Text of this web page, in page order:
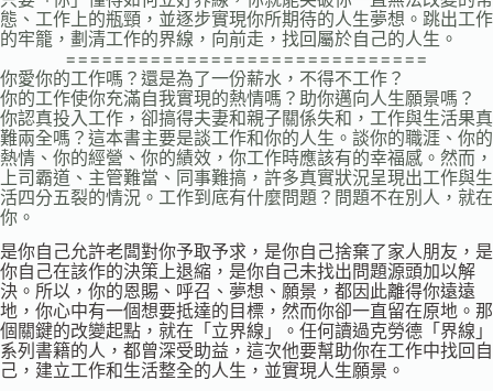
態、工作上的瓶頸，並逐步實現你所期待的人生夢想。跳出工作
的牢籠，劃清工作的界線，向前走，找回屬於自己的人生。
==============================
你愛你的工作嗎？還是為了一份薪水，不得不工作？
你的工作使你充滿自我實現的熱情嗎？助你邁向人生願景嗎？
你認真投入工作，卻搞得夫妻和親子關係失和，工作與生活果真
難兩全嗎？這本書主要是談工作和你的人生。談你的職涯、你的
熱情、你的經營、你的績效，你工作時應該有的幸福感。然而，
上司霸道、主管難當、同事難搞，許多真實狀況呈現出工作與生
活四分五裂的情況。工作到底有什麼問題？問題不在別人，就在
你。
是你自己允許老闆對你予取予求，是你自己捨棄了家人朋友，是
你自己在該作的決策上退縮，是你自己未找出問題源頭加以解
決。所以，你的恩賜、呼召、夢想、願景，都因此離得你遠遠
地，你心中有一個想要抵達的目標，然而你卻一直留在原地。那
個關鍵的改變起點，就在「立界線」。任何讀過克勞德「界線」
系列書籍的人，都曾深受助益，這次他要幫助你在工作中找回自
己，建立工作和生活整全的人生，並實現人生願景。